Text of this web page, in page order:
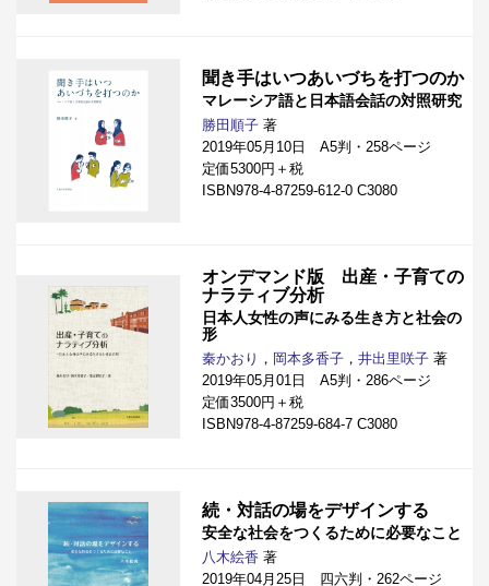
聞き手はいつあいづちを打つのか
マレーシア語と日本語会話の対照研究
勝田順子 著
2019年05月10日 A5判・258ページ
定価5300円＋税
ISBN978-4-87259-612-0 C3080
オンデマンド版 出産・子育ての
ナラティブ分析
日本人女性の声にみる生き方と社会の
形
秦かおり ， 岡本多香子 ， 井出里咲子 著
2019年05月01日 A5判・286ページ
定価3500円＋税
ISBN978-4-87259-684-7 C3080
続・対話の場をデザインする
安全な社会をつくるために必要なこと
八木絵香 著
2019年04月25日 四六判・262ページ